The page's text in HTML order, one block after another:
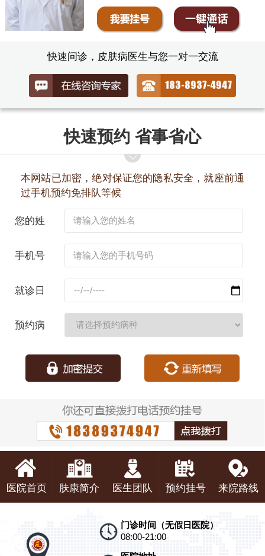
快速问诊，皮肤病医生与您一对一交流
快速预约 省事省心
本网站已加密，绝对保证您的隐私安全，就座前通
过手机预约免排队等候
您的姓
手机号
就诊日
预约病
医院首页 肤康简介 医生团队 预约挂号 来院路线
门诊时间（无假日医院）
08:00-21:00